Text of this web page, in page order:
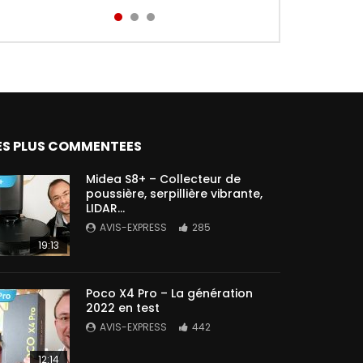
PLUS COMMENTEES
19:13
Midea S8+ – Collecteur de
poussière, serpillière vibrante,
LIDAR…
AVIS-EXPRESS 285
12:14
Poco X4 Pro – La génération
2022 en test
AVIS-EXPRESS 442